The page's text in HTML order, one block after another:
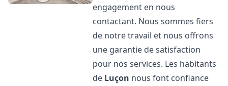
engagement en nous
contactant. Nous sommes fiers
de notre travail et nous offrons
une garantie de satisfaction
pour nos services. Les habitants
de Luçon nous font confiance